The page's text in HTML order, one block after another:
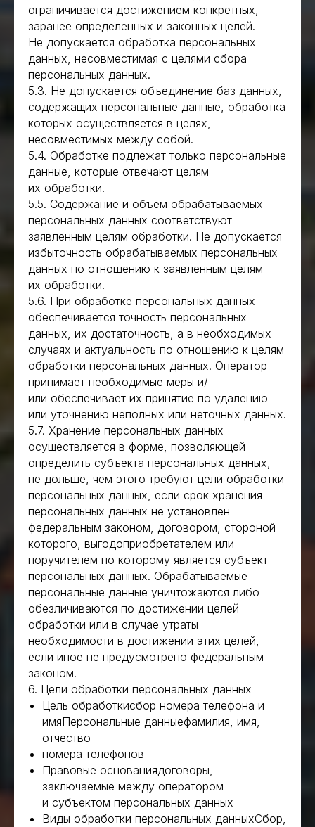
ограничивается достижением конкретных,
заранее определенных и законных целей.
Не допускается обработка персональных
данных, несовместимая с целями сбора
персональных данных.
5.3. Не допускается объединение баз данных,
содержащих персональные данные, обработка
которых осуществляется в целях,
несовместимых между собой.
5.4. Обработке подлежат только персональные
данные, которые отвечают целям
их обработки.
5.5. Содержание и объем обрабатываемых
персональных данных соответствуют
заявленным целям обработки. Не допускается
избыточность обрабатываемых персональных
данных по отношению к заявленным целям
их обработки.
5.6. При обработке персональных данных
обеспечивается точность персональных
данных, их достаточность, а в необходимых
случаях и актуальность по отношению к целям
обработки персональных данных. Оператор
принимает необходимые меры и/
или обеспечивает их принятие по удалению
или уточнению неполных или неточных данных.
5.7. Хранение персональных данных
осуществляется в форме, позволяющей
определить субъекта персональных данных,
не дольше, чем этого требуют цели обработки
персональных данных, если срок хранения
персональных данных не установлен
федеральным законом, договором, стороной
которого, выгодоприобретателем или
поручителем по которому является субъект
персональных данных. Обрабатываемые
персональные данные уничтожаются либо
обезличиваются по достижении целей
обработки или в случае утраты
необходимости в достижении этих целей,
если иное не предусмотрено федеральным
законом.
6. Цели обработки персональных данных
Цель обработкисбор номера телефона и
имяПерсональные данныефамилия, имя,
отчество
номера телефонов
Правовые основаниядоговоры,
заключаемые между оператором
и субъектом персональных данных
Виды обработки персональных данныхСбор,